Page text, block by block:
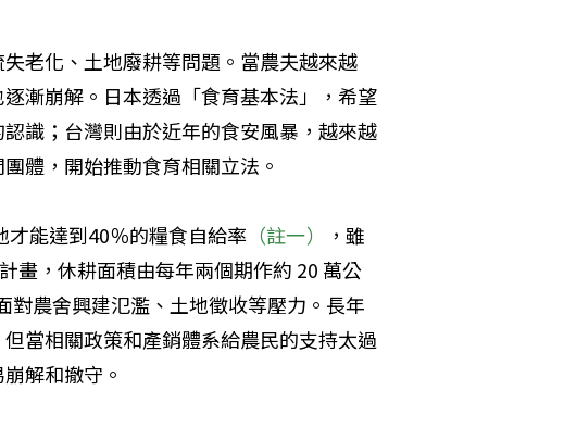
老化、土地廢耕等問題。當農夫越來越
漸崩解。日本透過「食育基本法」，希望
識；台灣則由於近年的食安風暴，越來越
體，開始推動食育相關立法。
能達到40％的糧食自給率 （註一）
，雖
畫，休耕面積由每年兩個期作約 20 萬公
對農舍興建氾濫、土地徵收等壓力。長年
當相關政策和產銷體系給農民的支持太過
解和撤守。